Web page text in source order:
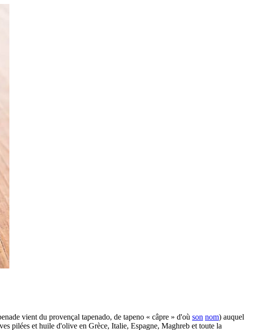
vient du provençal tapenado, de tapeno « câpre » d'où son nom) auquel
pilées et huile d'olive en Grèce, Italie, Espagne, Maghreb et toute la